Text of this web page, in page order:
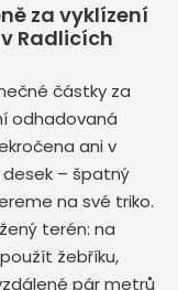
za vyklízení
Radlicích
částky za
odhadovaná
ani v
– špatný
na své triko.
terén: na
žebříku,
pár metrů